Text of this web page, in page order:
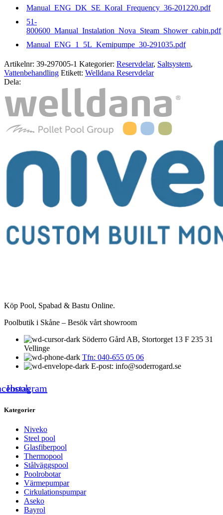
Manual_ENG_DK_SE_Koral_Frequency_36-201220.pdf
51-
800600_Manual_Instalation_Nova_Steam_Shower_cabin.pdf
Manual_ENG_1_5L_Kemipumpe_30-291035.pdf
Artikelnr: 39-297005-1 Kategorier: Reservdelar, Saltsystem,
Vattenbehandling Etikett: Welldana Reservdelar
Dela:
Köp Pool, Spabad & Bastu Online.
Poolbutik i Skåne – Besök vårt showroom
Söderro Gård AB, Stortorget 13 F 235 31
Vellinge
Tfn: 040-655 05 06
E-post: info@soderrogard.se
Instagram
Kategorier
Niveko
Steel pool
Glasfiberpool
Thermopool
Stålväggspool
Poolrobotar
Värmepumpar
Cirkulationspumpar
Aseko
Bayrol